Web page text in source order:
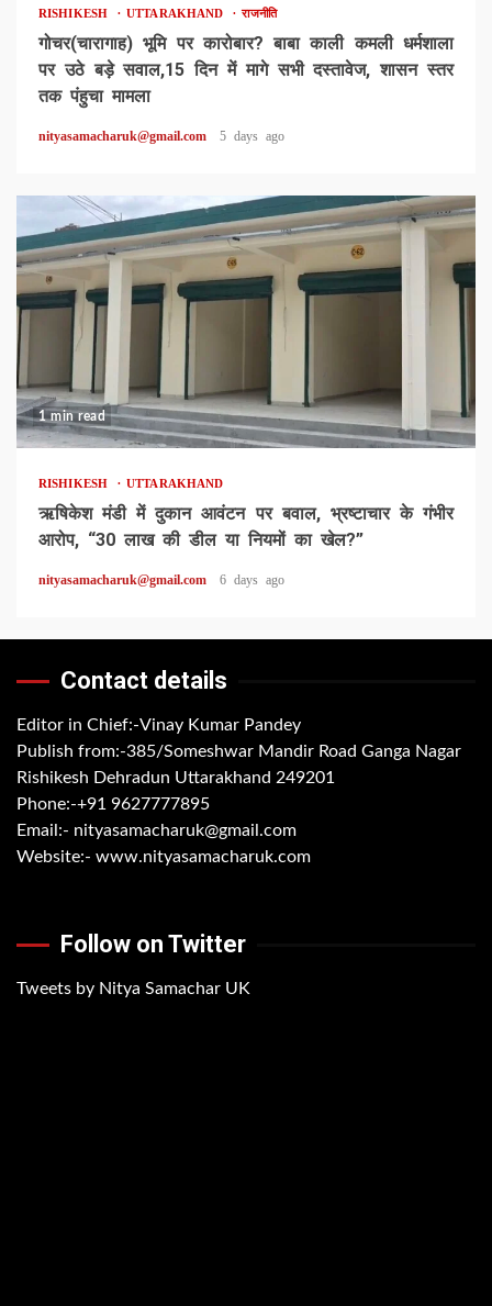
RISHIKESH UTTARAKHAND राजनीति
गोचर(चारागाह) भूमि पर कारोबार? बाबा काली कमली धर्मशाला
पर उठे बड़े सवाल,15 दिन में मागे सभी दस्तावेज, शासन स्तर
तक पंहुचा मामला
nityasamacharuk@gmail.com 5 days ago
1 min read
RISHIKESH UTTARAKHAND
ऋषिकेश मंडी में दुकान आवंटन पर बवाल, भ्रष्टाचार के गंभीर
आरोप, “30 लाख की डील या नियमों का खेल?”
nityasamacharuk@gmail.com 6 days ago
Contact details
Editor in Chief:-Vinay Kumar Pandey
Publish from:-385/Someshwar Mandir Road Ganga Nagar
Rishikesh Dehradun Uttarakhand 249201
Phone:-+91 9627777895
Email:- nityasamacharuk@gmail.com
Website:- www.nityasamacharuk.com
Follow on Twitter
Tweets by Nitya Samachar UK